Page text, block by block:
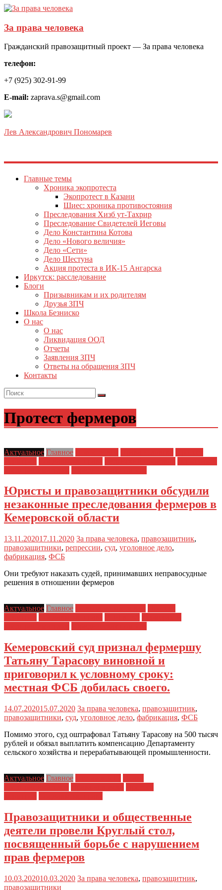
За права человека
Гражданский правозащитный проект — За права человека
телефон:
+7 (925) 302-91-99
E-mail: zaprava.s@gmail.com
Лев Александрович Пономарев
Главные темы
Хроника экопротеста
Экопротест в Казани
Шиес: хроника противостояния
Преследования Хизб ут-Тахрир
Преследование Свидетелей Иеговы
Дело Константина Котова
Дело «Нового величия»
Дело «Сети»
Дело Шестуна
Акция протеста в ИК-15 Ангарска
Иркутск: расследование
Блоги
Призывникам и их родителям
Друзья ЗПЧ
Школа Безниско
О нас
О нас
Ликвидация ООД
Отчеты
Заявления ЗПЧ
Ответы на обращения ЗПЧ
Контакты
Протест фермеров
Актуальное Главное
Юристы и правозащитники обсудили
незаконные преследования фермеров в
Кемеровской области
13.11.202017.11.2020 За права человека, правозащитник,
правозащитники, репрессии, суд, уголовное дело,
фабрикация, ФСБ
Они требуют наказать судей, принимавших неправосудные
решения в отношении фермеров
Актуальное Главное
Кемеровский суд признал фермершу
Татьяну Тарасову виновной и
приговорил к условному сроку:
местная ФСБ добилась своего.
14.07.202015.07.2020 За права человека, правозащитник,
правозащитники, суд, уголовное дело, фабрикация, ФСБ
Помимо этого, суд оштрафовал Татьяну Тарасову на 500 тысяч
рублей и обязал выплатить компенсацию Департаменту
сельского хозяйства и перерабатывающей промышленности.
Актуальное Главное
Правозащитники и общественные
деятели провели Круглый стол,
посвященный борьбе с нарушением
прав фермеров
10.03.202010.03.2020 За права человека, правозащитник,
правозащитники